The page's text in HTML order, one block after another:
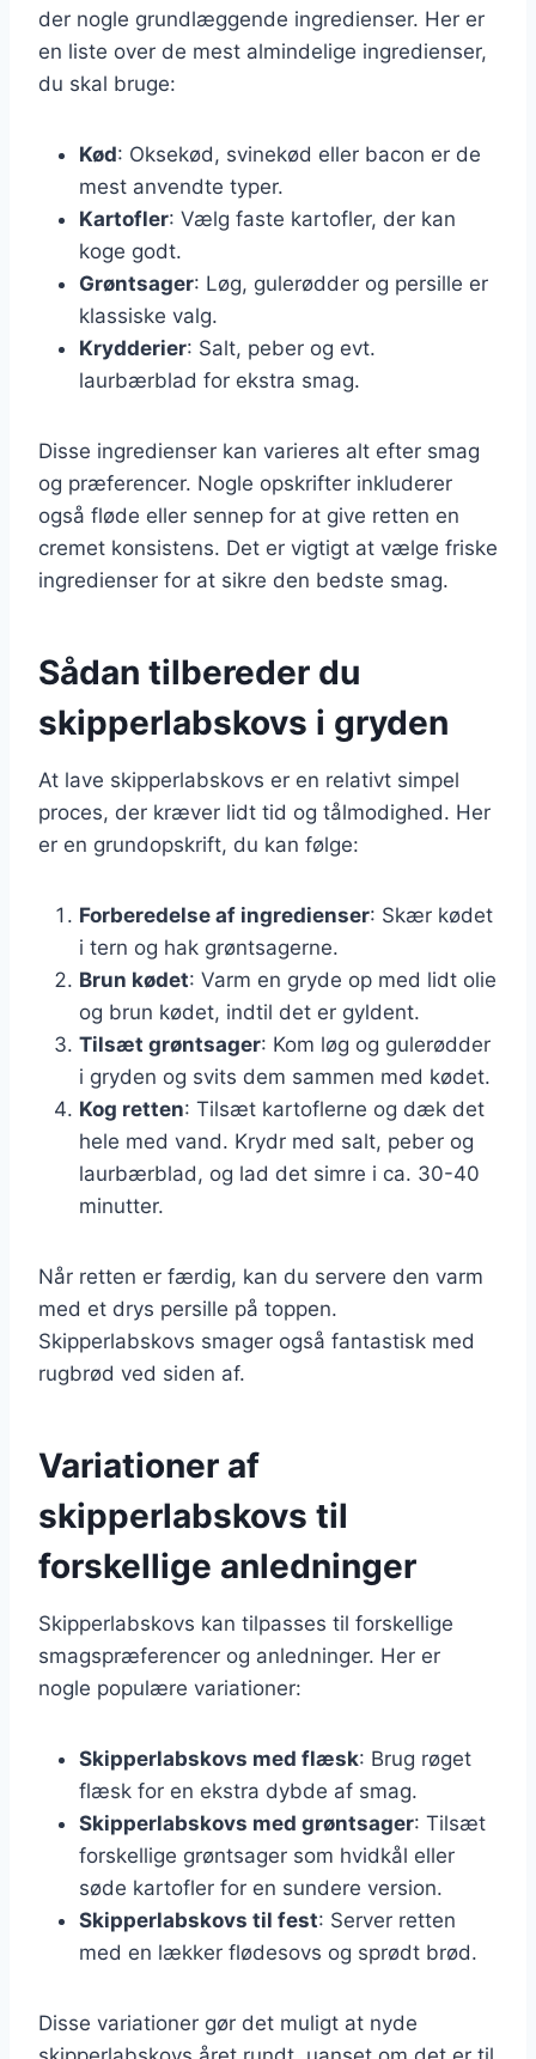
der nogle grundlæggende ingredienser. Her er
en liste over de mest almindelige ingredienser,
du skal bruge:
Kød: Oksekød, svinekød eller bacon er de
mest anvendte typer.
Kartofler: Vælg faste kartofler, der kan
koge godt.
Grøntsager: Løg, gulerødder og persille er
klassiske valg.
Krydderier: Salt, peber og evt.
laurbærblad for ekstra smag.
Disse ingredienser kan varieres alt efter smag
og præferencer. Nogle opskrifter inkluderer
også fløde eller sennep for at give retten en
cremet konsistens. Det er vigtigt at vælge friske
ingredienser for at sikre den bedste smag.
Sådan tilbereder du
skipperlabskovs i gryden
At lave skipperlabskovs er en relativt simpel
proces, der kræver lidt tid og tålmodighed. Her
er en grundopskrift, du kan følge:
Forberedelse af ingredienser: Skær kødet
i tern og hak grøntsagerne.
Brun kødet: Varm en gryde op med lidt olie
og brun kødet, indtil det er gyldent.
Tilsæt grøntsager: Kom løg og gulerødder
i gryden og svits dem sammen med kødet.
Kog retten: Tilsæt kartoflerne og dæk det
hele med vand. Krydr med salt, peber og
laurbærblad, og lad det simre i ca. 30-40
minutter.
Når retten er færdig, kan du servere den varm
med et drys persille på toppen.
Skipperlabskovs smager også fantastisk med
rugbrød ved siden af.
Variationer af
skipperlabskovs til
forskellige anledninger
Skipperlabskovs kan tilpasses til forskellige
smagspræferencer og anledninger. Her er
nogle populære variationer:
Skipperlabskovs med flæsk: Brug røget
flæsk for en ekstra dybde af smag.
Skipperlabskovs med grøntsager: Tilsæt
forskellige grøntsager som hvidkål eller
søde kartofler for en sundere version.
Skipperlabskovs til fest: Server retten
med en lækker flødesovs og sprødt brød.
Disse variationer gør det muligt at nyde